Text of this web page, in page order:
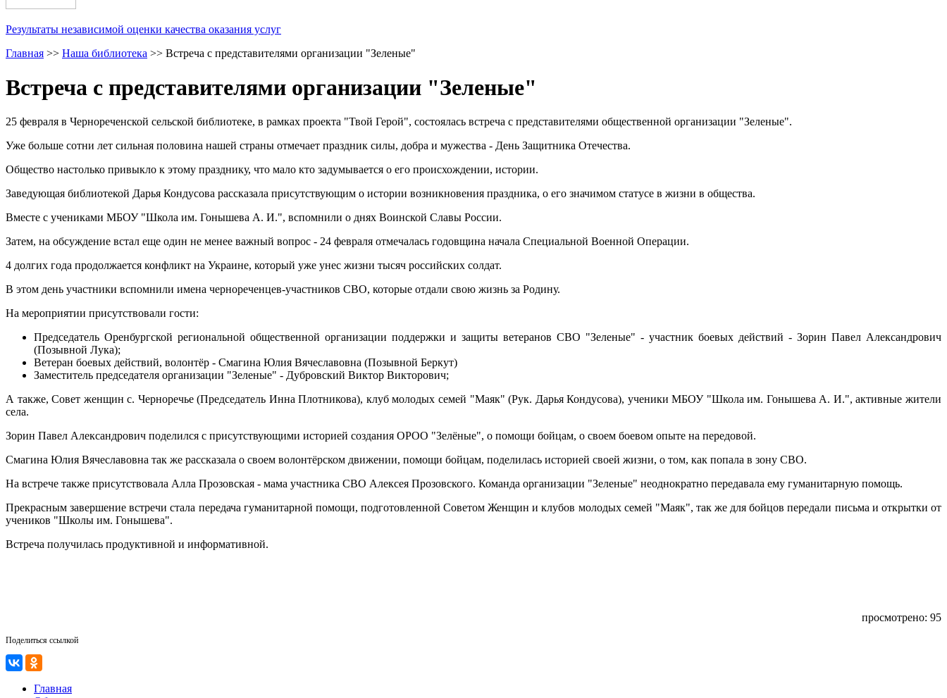
Результаты независимой оценки качества оказания услуг
Главная >> Наша библиотека >> Встреча с представителями организации "Зеленые"
Встреча с представителями организации "Зеленые"
25 февраля в Чернореченской сельской библиотеке, в рамках проекта "Твой Герой", состоялась встреча с представителями общественной организации "Зеленые".
Уже больше сотни лет сильная половина нашей страны отмечает праздник силы, добра и мужества - День Защитника Отечества.
Общество настолько привыкло к этому празднику, что мало кто задумывается о его происхождении, истории.
Заведующая библиотекой Дарья Кондусова рассказала присутствующим о истории возникновения праздника, о его значимом статусе в жизни в общества.
Вместе с учениками МБОУ "Школа им. Гонышева А. И.", вспомнили о днях Воинской Славы России.
Затем, на обсуждение встал еще один не менее важный вопрос - 24 февраля отмечалась годовщина начала Специальной Военной Операции.
4 долгих года продолжается конфликт на Украине, который уже унес жизни тысяч российских солдат.
В этом день участники вспомнили имена чернореченцев-участников СВО, которые отдали свою жизнь за Родину.
На мероприятии присутствовали гости:
Председатель Оренбургской региональной общественной организации поддержки и защиты ветеранов СВО "Зеленые" - участник боевых действий - Зорин Павел Александрович
(Позывной Лука);
Ветеран боевых действий, волонтёр - Смагина Юлия Вячеславовна (Позывной Беркут)
Заместитель председателя организации "Зеленые" - Дубровский Виктор Викторович;
А также, Совет женщин с. Черноречье (Председатель Инна Плотникова), клуб молодых семей "Маяк" (Рук. Дарья Кондусова), ученики МБОУ "Школа им. Гонышева А. И.", активные жители
села.
Зорин Павел Александрович поделился с присутствующими историей создания ОРОО "Зелёные", о помощи бойцам, о своем боевом опыте на передовой.
Смагина Юлия Вячеславовна так же рассказала о своем волонтёрском движении, помощи бойцам, поделилась историей своей жизни, о том, как попала в зону СВО.
На встрече также присутствовала Алла Прозовская - мама участника СВО Алексея Прозовского. Команда организации "Зеленые" неоднократно передавала ему гуманитарную помощь.
Прекрасным завершение встречи стала передача гуманитарной помощи, подготовленной Советом Женщин и клубов молодых семей "Маяк", так же для бойцов передали письма и открытки от
учеников "Школы им. Гонышева".
Встреча получилась продуктивной и информативной.
просмотрено: 95
Поделиться ссылкой
Главная